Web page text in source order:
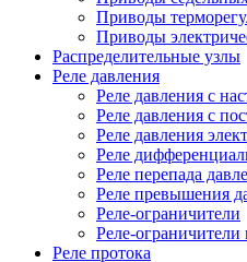
Приводы
Приводы
Распределительные узлы
Реле давления
Реле давления с
Реле давления с
Реле давления
Реле
Реле перепада
Реле превышения
Реле-ограничители
Реле-
Реле протока